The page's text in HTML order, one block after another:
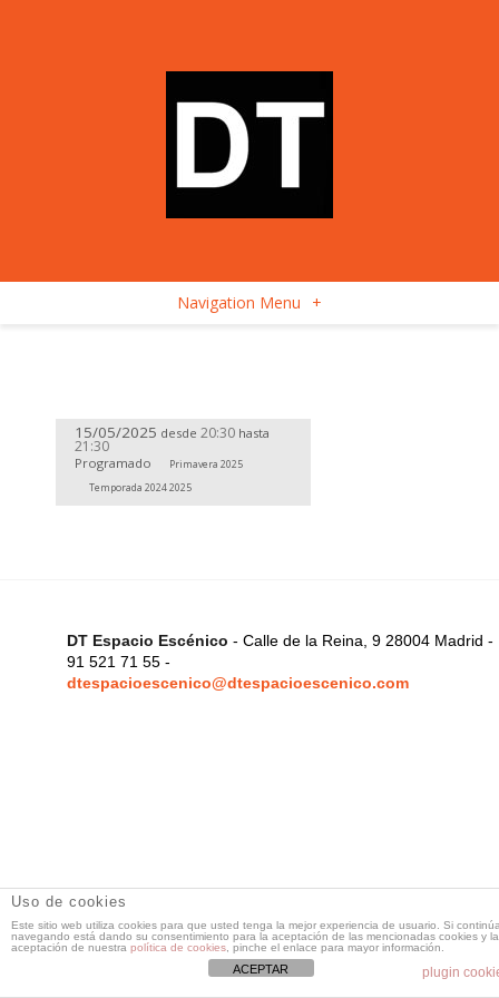
Navigation Menu +
15/05/2025 desde 20:30 hasta
21:30
Programado
Primavera 2025
Temporada 2024 2025
DT Espacio Escénico - Calle de la Reina, 9 28004 Madrid -
91 521 71 55 -
dtespacioescenico@dtespacioescenico.com
Uso de cookies
Este sitio web utiliza cookies para que usted tenga la mejor experiencia de usuario. Si
navegando está dando su consentimiento para la aceptación de las mencionadas cookies y la
aceptación de nuestra política de cookies , pinche el enlace para mayor información.
plugin
ACEPTAR